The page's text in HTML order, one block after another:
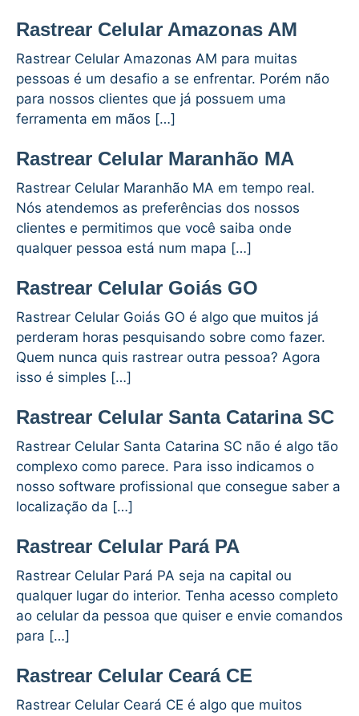
Rastrear Celular Amazonas AM
Rastrear Celular Amazonas AM para muitas
pessoas é um desafio a se enfrentar. Porém não
para nossos clientes que já possuem uma
ferramenta em mãos […]
Rastrear Celular Maranhão MA
Rastrear Celular Maranhão MA em tempo real.
Nós atendemos as preferências dos nossos
clientes e permitimos que você saiba onde
qualquer pessoa está num mapa […]
Rastrear Celular Goiás GO
Rastrear Celular Goiás GO é algo que muitos já
perderam horas pesquisando sobre como fazer.
Quem nunca quis rastrear outra pessoa? Agora
isso é simples […]
Rastrear Celular Santa Catarina SC
Rastrear Celular Santa Catarina SC não é algo tão
complexo como parece. Para isso indicamos o
nosso software profissional que consegue saber a
localização da […]
Rastrear Celular Pará PA
Rastrear Celular Pará PA seja na capital ou
qualquer lugar do interior. Tenha acesso completo
ao celular da pessoa que quiser e envie comandos
para […]
Rastrear Celular Ceará CE
Rastrear Celular Ceará CE é algo que muitos